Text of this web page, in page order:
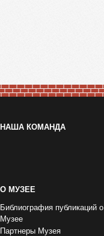
НАША КОМАНДА
О МУЗЕЕ
Библиография публикаций о
Музее
Партнеры Музея